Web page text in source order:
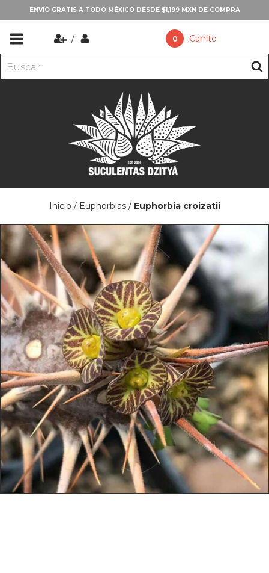
ENVÍO GRATIS A TODO MÉXICO DESDE $1,199 MXN DE COMPRA
/ 0 Carrito
Inicio / Euphorbias / Euphorbia croizatii